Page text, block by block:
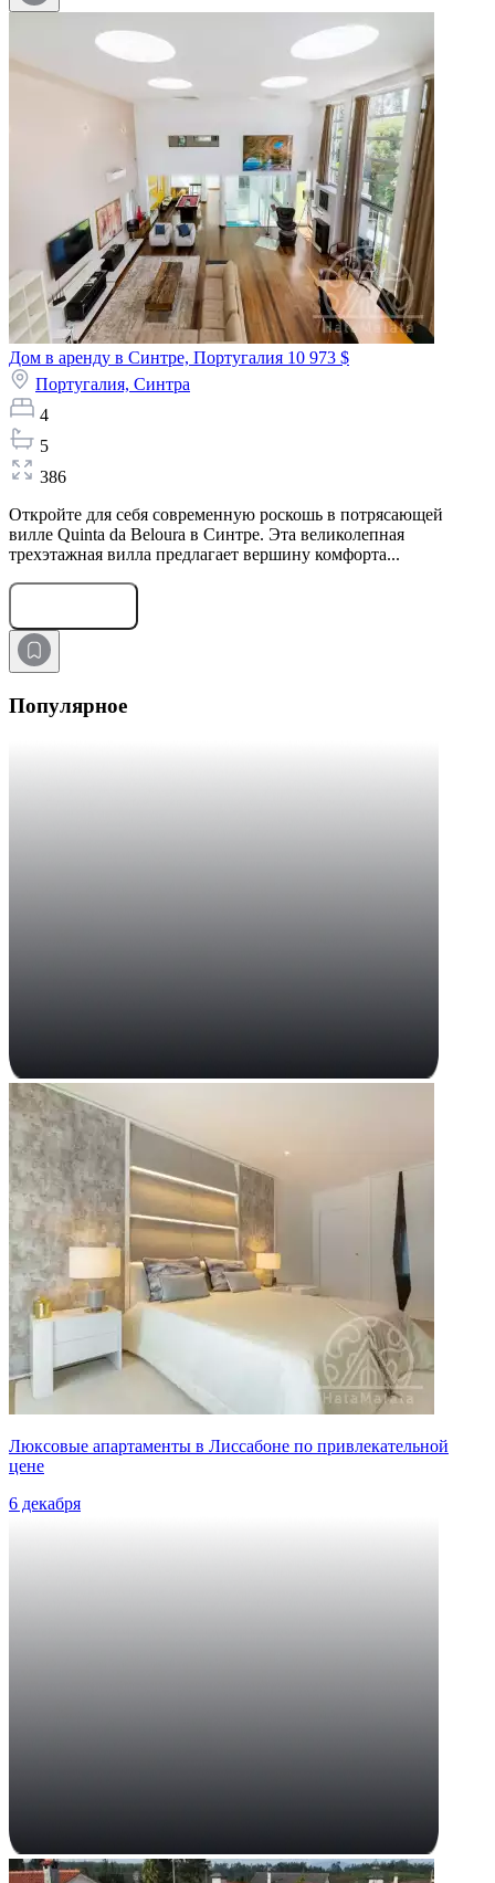
Дом в аренду в Синтре, Португалия 10 973 $
Португалия, Синтра
4
5
386
Откройте для себя современную роскошь в потрясающей
вилле Quinta da Beloura в Синтре. Эта великолепная
трехэтажная вилла предлагает вершину комфорта...
Популярное
Люксовые апартаменты в Лиссабоне по привлекательной
цене
6 декабря